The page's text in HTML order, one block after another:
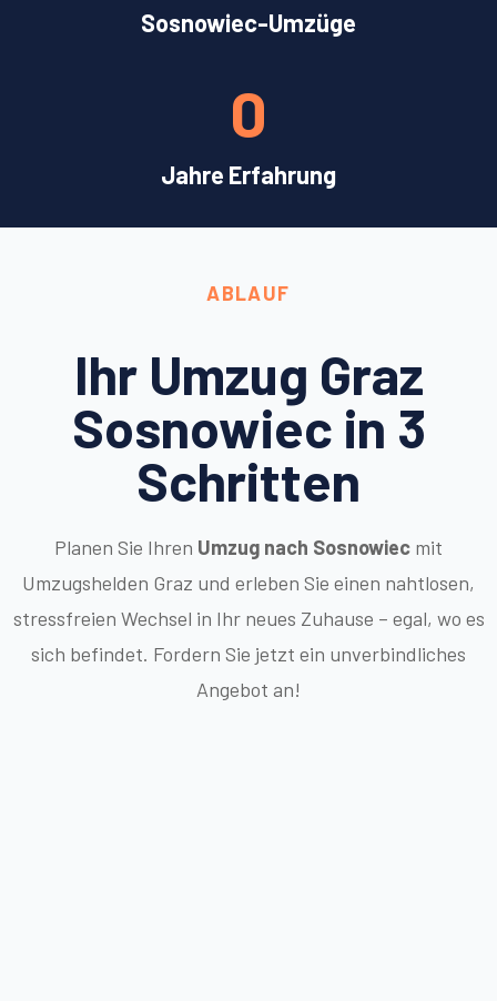
Sosnowiec-Umzüge
Jahre Erfahrung
0
ABLAUF
Ihr Umzug Graz
Sosnowiec in 3
Schritten
Planen Sie Ihren Umzug nach Sosnowiec mit
Umzugshelden Graz und erleben Sie einen nahtlosen,
stressfreien Wechsel in Ihr neues Zuhause – egal, wo es
sich befindet. Fordern Sie jetzt ein unverbindliches
Angebot an!